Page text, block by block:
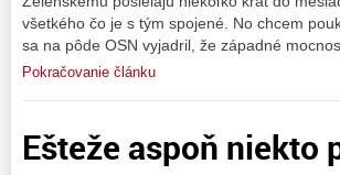
všetkého čo je s tým spojené. No chcem
sa na pôde OSN vyjadril, že západné
Pokračovanie článku
Ešteže aspoň niekto